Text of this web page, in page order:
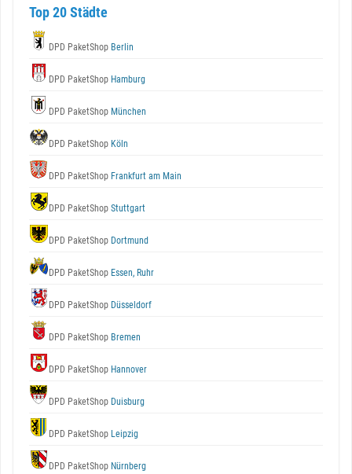
Top 20 Städte
DPD PaketShop Berlin
DPD PaketShop Hamburg
DPD PaketShop München
DPD PaketShop Köln
DPD PaketShop Frankfurt am Main
DPD PaketShop Stuttgart
DPD PaketShop Dortmund
DPD PaketShop Essen, Ruhr
DPD PaketShop Düsseldorf
DPD PaketShop Bremen
DPD PaketShop Hannover
DPD PaketShop Duisburg
DPD PaketShop Leipzig
DPD PaketShop Nürnberg